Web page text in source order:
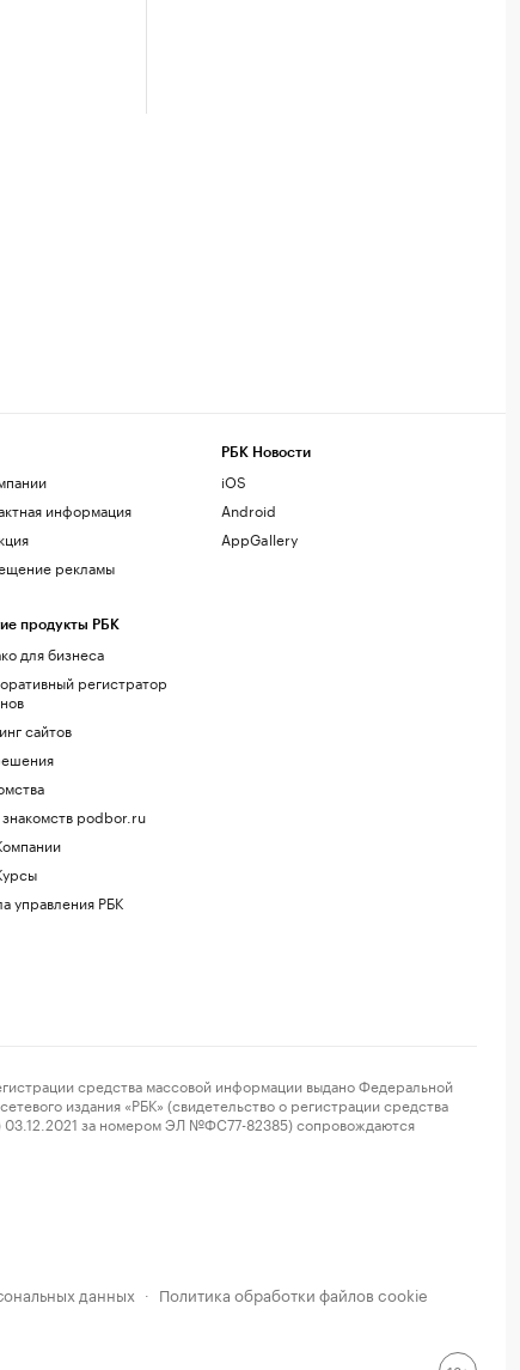
информация
рекламы
продукты РБК
для бизнеса
регистратор
сайтов
podbor.ru
управления РБК
РБК Новости
iOS
Android
AppGallery
средства массовой информации выдано Федеральной
издания «РБК» (свидетельство о регистрации средства
03.12.2021 за номером ЭЛ №ФС77-82385) сопровождаются
данных · Политика обработки файлов cookie